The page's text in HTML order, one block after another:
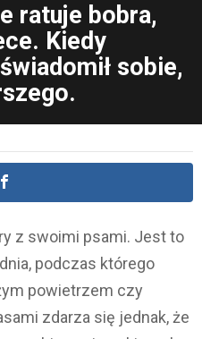
ratuje bobra,
Kiedy
sobie,
z swoimi psami. Jest to
podczas którego
powietrzem czy
zdarza się jednak, że